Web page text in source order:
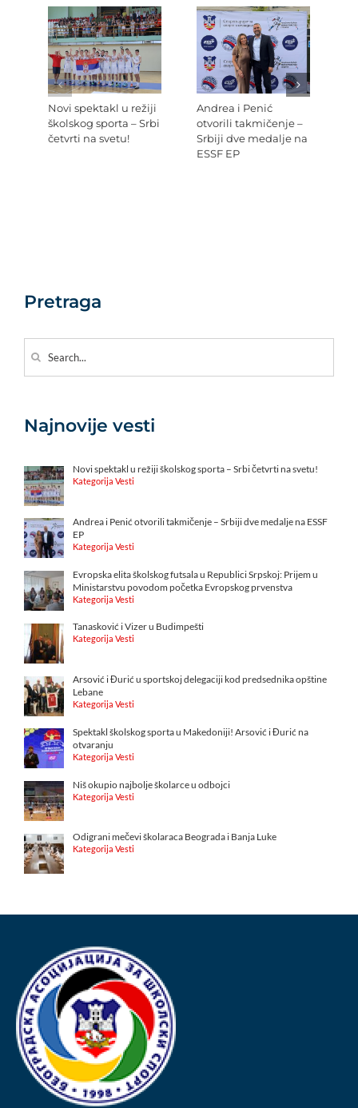
Novi spektakl u režiji
školskog sporta – Srbi
četvrti na svetu!
Andrea i Penić
otvorili takmičenje –
Srbiji dve medalje na
ESSF EP
Pretraga
for:
Najnovije vesti
Novi spektakl u režiji školskog sporta – Srbi četvrti na svetu!
Kategorija Vesti
Andrea i Penić otvorili takmičenje – Srbiji dve medalje na ESSF
EP
Kategorija Vesti
Evropska elita školskog futsala u Republici Srpskoj: Prijem u
Ministarstvu povodom početka Evropskog prvenstva
Kategorija Vesti
Tanasković i Vizer u Budimpešti
Kategorija Vesti
Arsović i Đurić u sportskoj delegaciji kod predsednika opštine
Lebane
Kategorija Vesti
Spektakl školskog sporta u Makedoniji! Arsović i Đurić na
otvaranju
Kategorija Vesti
Niš okupio najbolje školarce u odbojci
Kategorija Vesti
Odigrani mečevi školaraca Beograda i Banja Luke
Kategorija Vesti